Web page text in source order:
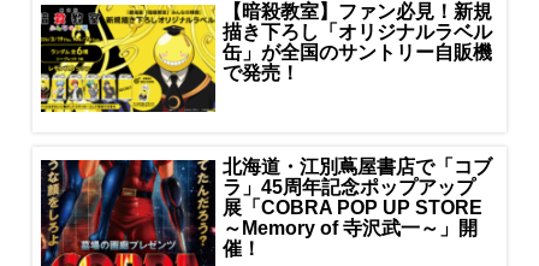
【暗殺教室】ファン必見！新規
描き下ろし「オリジナルラベル
缶」が全国のサントリー自販機
で発売！
北海道・江別蔦屋書店で「コブ
ラ」45周年記念ポップアップ
展「COBRA POP UP STORE
～Memory of 寺沢武一～」開
催！